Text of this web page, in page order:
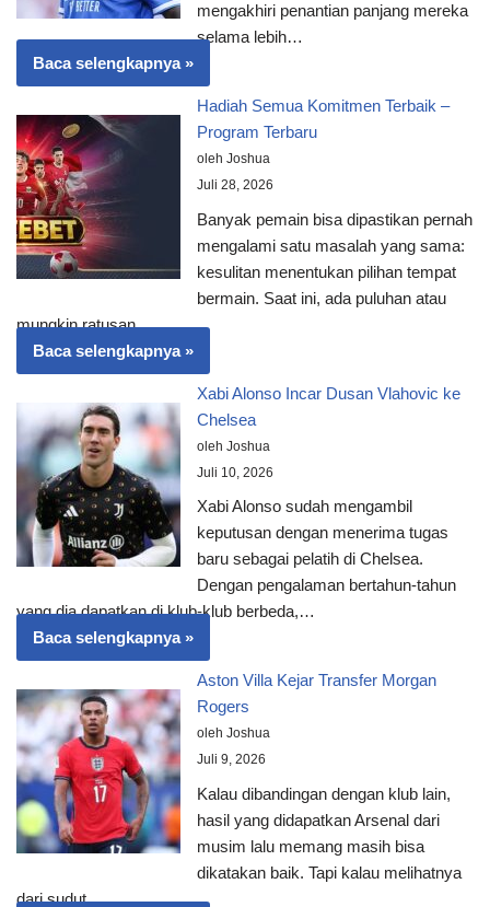
mengakhiri penantian panjang mereka
selama lebih…
Baca selengkapnya »
Hadiah Semua Komitmen Terbaik –
Program Terbaru
oleh Joshua
Juli 28, 2026
Banyak pemain bisa dipastikan pernah
mengalami satu masalah yang sama:
kesulitan menentukan pilihan tempat
bermain. Saat ini, ada puluhan atau
mungkin ratusan…
Baca selengkapnya »
Xabi Alonso Incar Dusan Vlahovic ke
Chelsea
oleh Joshua
Juli 10, 2026
Xabi Alonso sudah mengambil
keputusan dengan menerima tugas
baru sebagai pelatih di Chelsea.
Dengan pengalaman bertahun-tahun
yang dia dapatkan di klub-klub berbeda,…
Baca selengkapnya »
Aston Villa Kejar Transfer Morgan
Rogers
oleh Joshua
Juli 9, 2026
Kalau dibandingan dengan klub lain,
hasil yang didapatkan Arsenal dari
musim lalu memang masih bisa
dikatakan baik. Tapi kalau melihatnya
dari sudut…